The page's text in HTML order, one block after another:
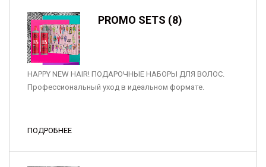
PROMO SETS (8)
HAPPY NEW HAIR! ПОДАРОЧНЫЕ НАБОРЫ ДЛЯ ВОЛОС.
Профессиональный уход в идеальном формате.
ПОДРОБНЕЕ